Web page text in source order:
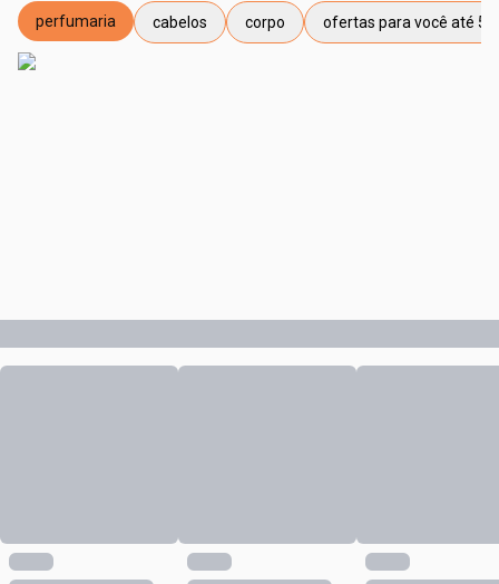
etiqueta perfumaria
perfumaria
etiqueta cabelos
cabelos
etiqueta corpo
corpo
etiqueta ofertas para
ofertas para você até